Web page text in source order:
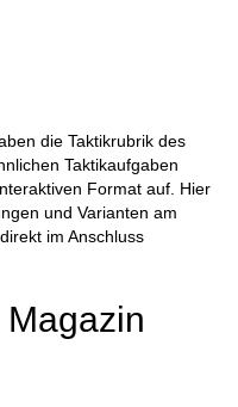
die Taktikrubrik des
Taktikaufgaben
Format auf. Hier
und Varianten am
im Anschluss